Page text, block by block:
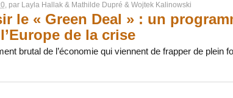
, par Layla Hallak& Mathilde Dupré & Wojtek Kalinowski
le « Green Deal » : un
de la crise
brutal de l’économie qui viennent de frapper de plein